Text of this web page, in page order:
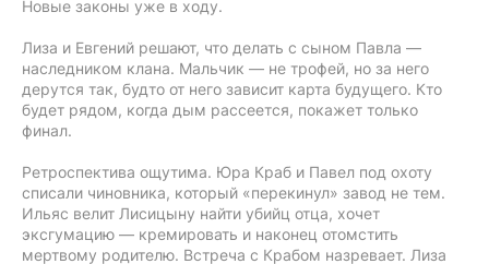
Новые законы уже в ходу.
Лиза и Евгений решают, что делать с сыном Павла —
наследником клана. Мальчик — не трофей, но за него
дерутся так, будто от него зависит карта будущего. Кто
будет рядом, когда дым рассеется, покажет только
финал.
Ретроспектива ощутима. Юра Краб и Павел под охоту
списали чиновника, который «перекинул» завод не тем.
Ильяс велит Лисицыну найти убийц отца, хочет
эксгумацию — кремировать и наконец отомстить
мертвому родителю. Встреча с Крабом назревает. Лиза